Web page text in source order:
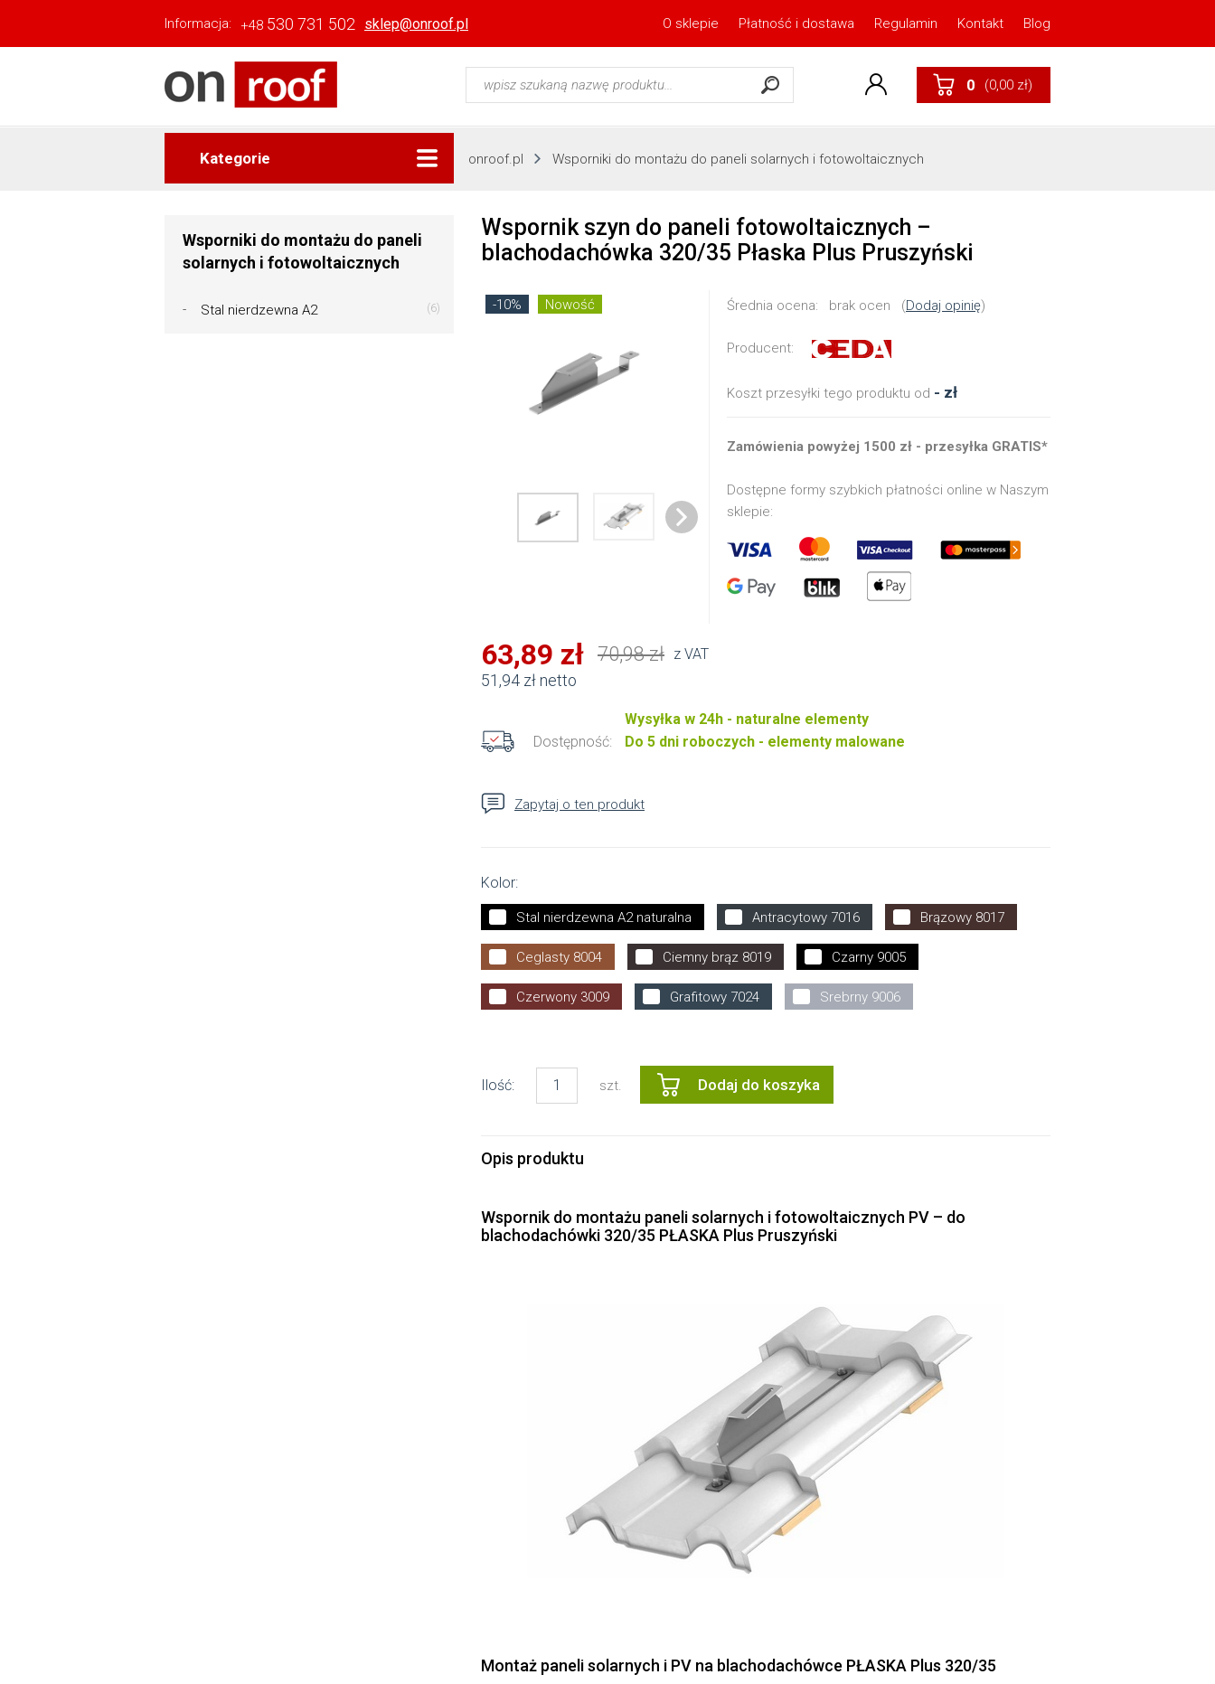
Informacja: +48 530 731 502 sklep@onroof.pl O sklepie Płatność i dostawa Regulamin Kontakt Blog
0 (0,00 zł)
Kategorie onroof.pl Wsporniki do montażu do paneli solarnych i fotowoltaicznych
Wsporniki do montażu do paneli
solarnych i fotowoltaicznych
Stal nierdzewna A2 (6)
Wspornik szyn do paneli fotowoltaicznych –
blachodachówka 320/35 Płaska Plus Pruszyński
-10% Nowość Średnia ocena: brak ocen (Dodaj opinię)
Producent:
Koszt przesyłki tego produktu od - zł
Zamówienia powyżej 1500 zł - przesyłka GRATIS*
Dostępne formy szybkich płatności online w Naszym
sklepie:
63,89 zł 70,98 zł z VAT
51,94 zł netto
Dostępność:
Wysyłka w 24h - naturalne elementy
Do 5 dni roboczych - elementy malowane
Zapytaj o ten produkt
Kolor:
Stal nierdzewna A2 naturalna Antracytowy 7016 Brązowy 8017
Ceglasty 8004 Ciemny brąz 8019 Czarny 9005
Czerwony 3009 Grafitowy 7024 Srebrny 9006
Ilość: szt. Dodaj do koszyka
Opis produktu
Wspornik do montażu paneli solarnych i fotowoltaicznych PV – do
blachodachówki 320/35 PŁASKA Plus Pruszyński
Montaż paneli solarnych i PV na blachodachówce PŁASKA Plus 320/35